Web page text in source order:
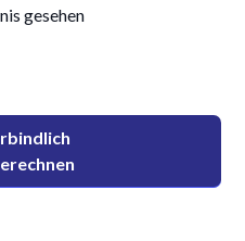
gesehen